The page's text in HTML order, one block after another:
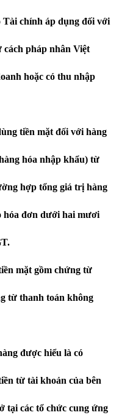
Tài chính áp dụng đối với
cách pháp nhân Việt
hoặc có thu nhập
tiền mặt đối với hàng
hóa nhập khẩu) từ
hợp tổng giá trị hàng
hóa đơn dưới hai mươi
mặt gồm chứng từ
từ thanh toán không
được hiểu là có
từ tài khoản của bên
tại các tổ chức cung ứng